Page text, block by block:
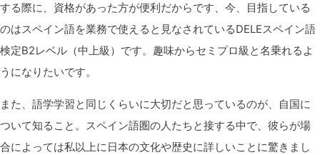
する際に、資格があった方が便利だからです、今、目指している
のはスペイン語を業務で使えると見なされているDELEスペイン語
検定B2レベル（中上級）です。趣味からセミプロ級と名乗れるよ
うになりたいです。
また、語学学習と同じくらいに大切だと思っているのが、自国に
ついて知ること。スペイン語圏の人たちと接する中で、彼らが場
合によっては私以上に日本の文化や歴史に詳しいことに驚きまし